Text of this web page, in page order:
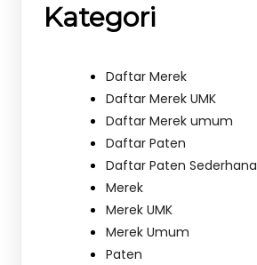
Kategori
Daftar Merek
Daftar Merek UMK
Daftar Merek umum
Daftar Paten
Daftar Paten Sederhana
Merek
Merek UMK
Merek Umum
Paten